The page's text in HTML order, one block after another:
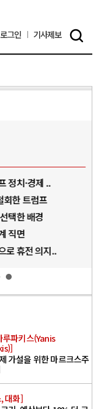
로그인 기사제보
정치·경제 ..
회한 트럼프
택한 배경
직면
로 휴전 의지..
루파키스(Yanis
가설을 위한 마르크스주
대화]